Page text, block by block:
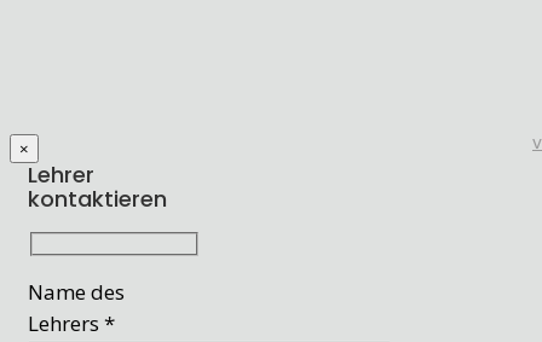
×
Lehrer
kontaktieren
Name des
Lehrers *